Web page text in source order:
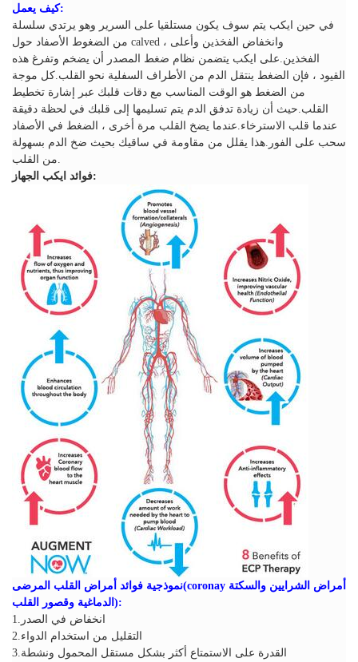
كيف يعمل:
في حين ايكب يتم سوف يكون مستلقيا على السرير وهو يرتدي سلسلة
من الضغوط الأصفاد حول calved ، وانخفاض الفخذين وأعلى
الفخذين.على ايكب يتضمن نظام ضغط المصدر أن يضخم وتفرغ هذه
القيود ، فإن الضغط ينتقل الدم من الأطراف السفلية نحو القلب.كل موجة
من الضغط هو الوقت المناسب مع دقات قلبك عبر إشارة تخطيط
القلب.حيث أن زيادة تدفق الدم يتم تسليمها إلى قلبك في لحظة دقيقة
عندما قلب الاسترخاء.عندما يضخ القلب مرة أخرى ، الضغط في الأصفاد
سحب على الفور.هذا يقلل من مقاومة في ساقيك بحيث ضخ الدم بسهولة
فوائد ايكب الجهاز:
نموذجية فوائد أمراض القلب المرضى(coronay أمراض الشرايين والسكتة
الدماغية وقصور القلب):
1.انخفاض في الصدر
2.التقليل من استخدام الدواء
3.القدرة على الاستمتاع أكثر بشكل مستقل المحمول ونشطة